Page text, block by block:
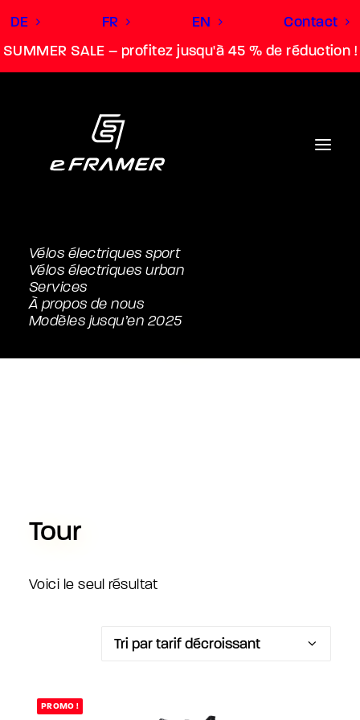
SUMMER SALE – profitez jusqu'à 45 % de réduction !
DE FR EN Contact
Vélos électriques sport
Vélos électriques urban
Services
À propos de nous
Modèles jusqu’en 2025
Tour
Tour
Voici le seul résultat
PROMO !